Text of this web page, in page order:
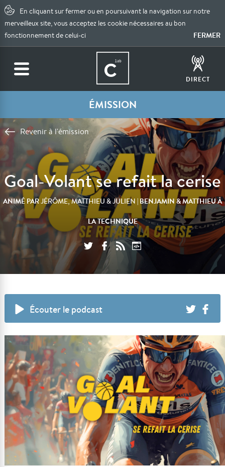
En cliquant sur fermer ou en poursuivant la navigation sur notre
merveilleux site, vous acceptez les cookie nécessaires au bon
fonctionnement de celui-ci
FERMER
DIRECT
ÉMISSION
Revenir à l'émission
Goal-Volant se refait la cerise
ANIMÉ PARJÉRÔME, MATTHIEU & JULIEN | BENJAMIN & MATTHIEU À
LA TECHNIQUE
Écouter le podcast